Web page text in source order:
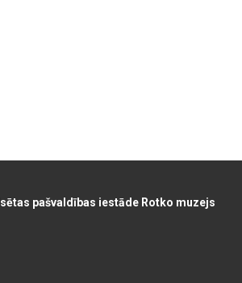
pašvaldības iestāde Rotko muzejs